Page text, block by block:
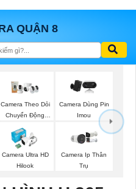
QUẬN 8
Camera Theo Dỏi
Chuyển Động
Imou
Camera Dùng Pin
Imou
Camera Ultra HD
Hilook
Camera Ip Thân
Trụ